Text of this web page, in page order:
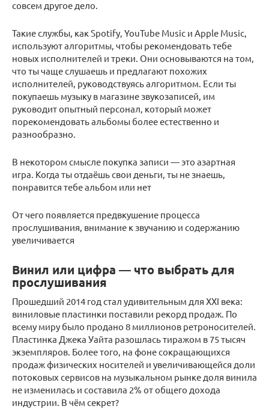
совсем другое дело.
Такие службы, как Spotify, YouTube Music и Apple Music,
используют алгоритмы, чтобы рекомендовать тебе
новых исполнителей и треки. Они основываются на том,
что ты чаще слушаешь и предлагают похожих
исполнителей, руководствуясь алгоритмом. Если ты
покупаешь музыку в магазине звукозаписей, им
руководит опытный персонал, который может
порекомендовать альбомы более естественно и
разнообразно.
В некотором смысле покупка записи — это азартная
игра. Когда ты отдаёшь свои деньги, ты не знаешь,
понравится тебе альбом или нет
От чего появляется предвкушение процесса
прослушивания, внимание к звучанию и содержанию
увеличивается
Винил или цифра — что выбрать для
прослушивания
Прошедший 2014 год стал удивительным для XXI века:
виниловые пластинки поставили рекорд продаж. По
всему миру было продано 8 миллионов ретроносителей.
Пластинка Джека Уайта разошлась тиражом в 75 тысяч
экземпляров. Более того, на фоне сокращающихся
продаж физических носителей и увеличивающейся доли
потоковых сервисов на музыкальном рынке доля винила
не изменилась и составила 2% от общего дохода
индустрии. В чём секрет?